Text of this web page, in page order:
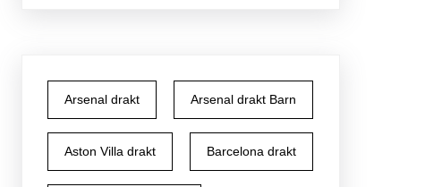
Arsenal drakt Arsenal drakt Barn
Aston Villa drakt Barcelona drakt